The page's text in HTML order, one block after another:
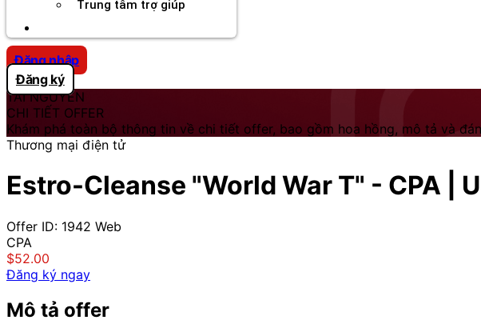
Trung tâm trợ giúp
Đăng nhập
Đăng ký
TÀI NGUYÊN
CHI TIẾT OFFER
Khám phá toàn bộ thông tin về chi tiết offer, bao gồm hoa hồng, mô tả và
Thương mại điện tử
Estro-Cleanse "World War T" - CPA |
Offer ID: 1942 Web
CPA
$52.00
Đăng ký ngay
Mô tả offer